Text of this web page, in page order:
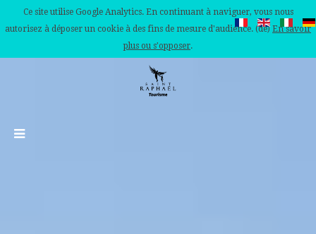
Ce site utilise Google Analytics. En continuant à naviguer, vous nous
autorisez à déposer un cookie à des fins de mesure d'audience. (de) En savoir
plus ou s'opposer.